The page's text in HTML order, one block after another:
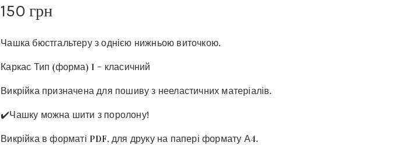
150грн
Чашка бюстгальтеру з однією нижньою виточкою.
Каркас Тип (форма) 1 – класичний
Викрійка призначена для пошиву з нееластичних матеріалів.
✔️Чашку можна шити з поролону!
Викрійка в форматі PDF, для друку на папері формату А4.